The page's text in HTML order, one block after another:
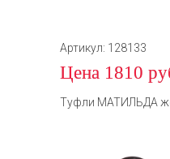
Артикул: 128133
Цена 1810
Туфли МАТИЛЬДА